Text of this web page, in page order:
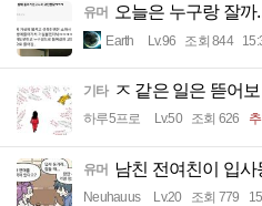
유머 오늘은 누구랑 잘까
Earth Lv.96 조회 844
기타 ㅈ 같은 일은 뜯어
하루5프로 Lv.50 조회 626
유머 남친 전여친이 입
Neuhauus Lv.20 조회 779